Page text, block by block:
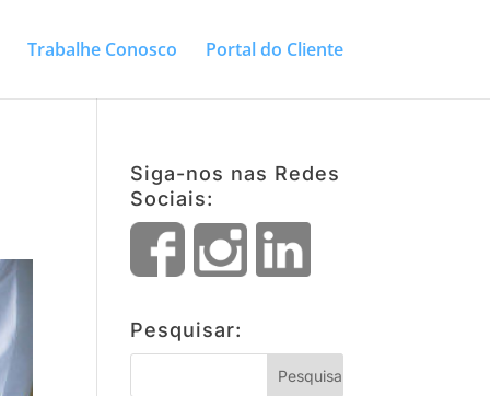
Trabalhe Conosco Portal do Cliente
Siga-nos nas Redes
Sociais:
Pesquisar: